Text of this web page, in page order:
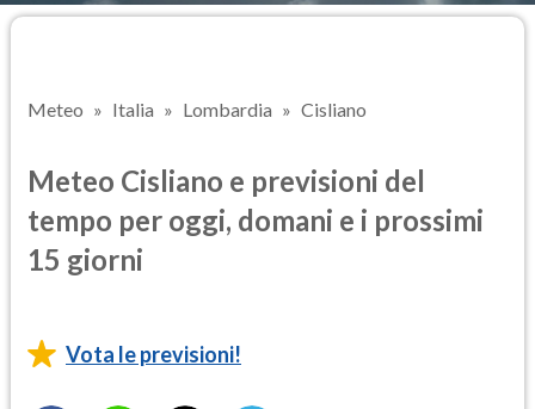
Meteo Italia Lombardia Cisliano
Meteo Cisliano e previsioni del
tempo per oggi, domani e i prossimi
15 giorni
Vota le previsioni!